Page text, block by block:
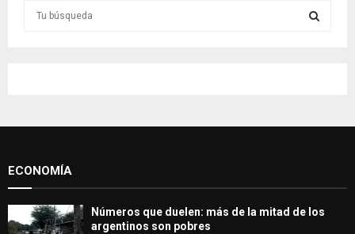
o
H
ECONOMÍA
Números que duelen: más de la mitad de los
argentinos son pobres